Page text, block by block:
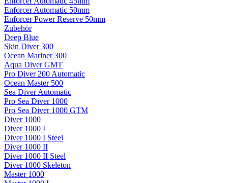
Enforcer Automatic 50mm
Enforcer Power Reserve 50mm
Zubehör
Deep Blue
Skin Diver 300
Ocean Mariner 300
Aqua Diver GMT
Pro Diver 200 Automatic
Ocean Master 500
Sea Diver Automatic
Pro Sea Diver 1000
Pro Sea Diver 1000 GTM
Diver 1000
Diver 1000 I
Diver 1000 I Steel
Diver 1000 II
Diver 1000 II Steel
Diver 1000 Skeleton
Master 1000